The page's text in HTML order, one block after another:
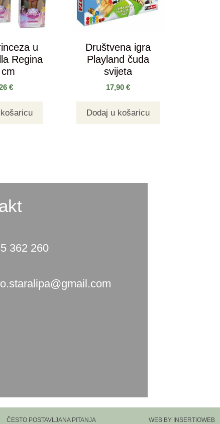
u
Regina
€
Društvena igra
Playland čuda
svijeta
17,90 €
Dodaj u košaricu
362 260
ČESTO POSTAVLJANA PITANJA WEB BY INSERTIOWEB